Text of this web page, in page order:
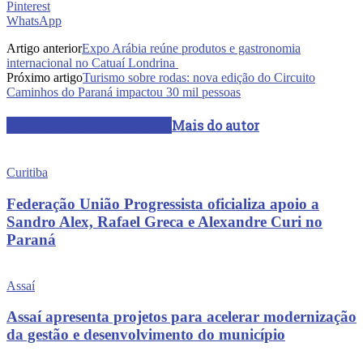
Pinterest
WhatsApp
Artigo anteriorExpo Arábia reúne produtos e gastronomia
internacional no Catuaí Londrina
Próximo artigoTurismo sobre rodas: nova edição do Circuito
Caminhos do Paraná impactou 30 mil pessoas
Mais do autor
Curitiba
Federação União Progressista oficializa apoio a
Sandro Alex, Rafael Greca e Alexandre Curi no
Paraná
Assaí
Assaí apresenta projetos para acelerar modernização
da gestão e desenvolvimento do município